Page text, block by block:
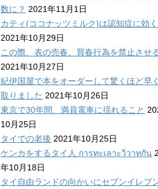
数に？ 2021年11月1日
カティ(ココナッツミルク)は認知症に効く
2021年10月29日
この際、表の売春、買春行為を禁止させ
2021年10月27日
紀伊国屋で本をオーダーして驚くほど早
取りました 2021年10月26日
東京で30年間、満員電車に揺れること
10月25日
タイでの老後 2021年10月25日
ケンカをするタイ人 การทะเลาะวิวาทกัน
年10月18日
タイ自由ランドの向かいにセブンイレブ